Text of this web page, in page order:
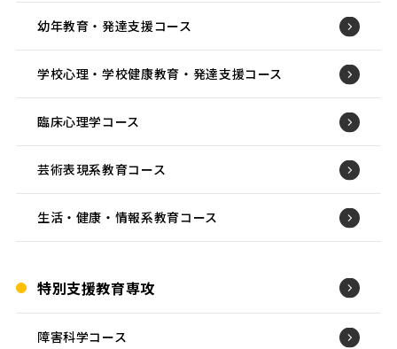
幼年教育・発達支援コース
学校心理・学校健康教育・発達支援コース
臨床心理学コース
芸術表現系教育コース
生活・健康・情報系教育コース
特別支援教育専攻
障害科学コース